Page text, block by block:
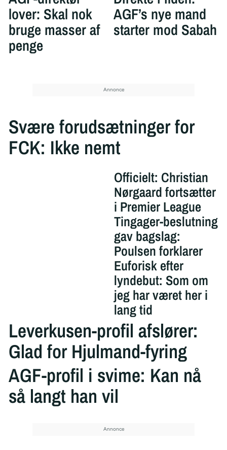
lover: Skal nok
bruge masser af
penge
AGF’s nye mand
starter mod Sabah
Svære forudsætninger for
FCK: Ikke nemt
Officielt: Christian
Nørgaard fortsætter
i Premier League
Tingager-beslutning
gav bagslag:
Poulsen forklarer
Euforisk efter
lyndebut: Som om
jeg har været her i
lang tid
Leverkusen-profil afslører:
Glad for Hjulmand-fyring
AGF-profil i svime: Kan nå
så langt han vil